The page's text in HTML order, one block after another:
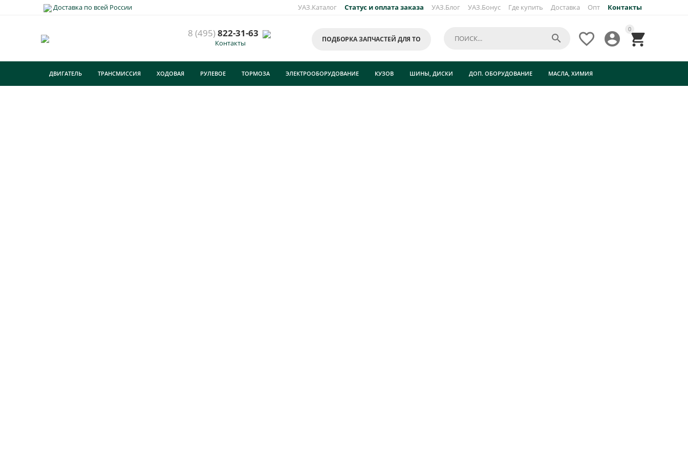
Доставка по всей России УАЗ.Каталог Статус и оплата заказа УАЗ.Блог УАЗ.Бонус Где купить Доставка Опт Контакты
8 (495)822-31-63
Контакты
0



ПОДБОРКА ЗАПЧАСТЕЙ ДЛЯ ТО 
ДВИГАТЕЛЬ ТРАНСМИССИЯ ХОДОВАЯ РУЛЕВОЕ ТОРМОЗА ЭЛЕКТРООБОРУДОВАНИЕ КУЗОВ ШИНЫ, ДИСКИ ДОП. ОБОРУДОВАНИЕ МАСЛА, ХИМИЯ